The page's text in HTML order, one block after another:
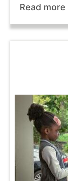
Read more